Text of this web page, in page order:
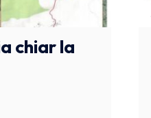
chiar la